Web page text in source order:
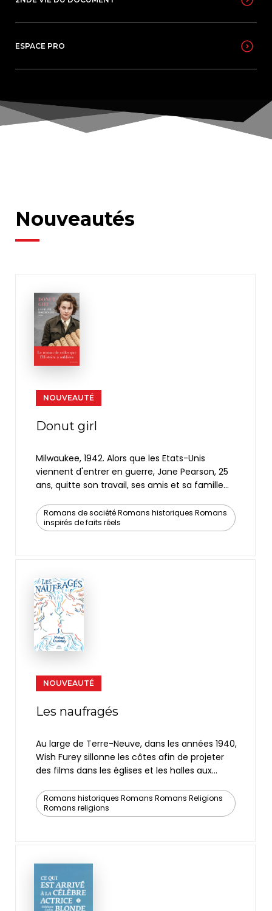
ESPACE PRO
Nouveautés
NOUVEAUTÉ
Donut girl
Milwaukee, 1942. Alors que les Etats-Unis
viennent d'entrer en guerre, Jane Pearson, 25
ans, quitte son travail, ses amis et sa famille
puis à Londres, la jeune femme et les autres
engagées volontaires ont pour mission de
Romans de société Romans historiques Romans
inspirés de faits réels
NOUVEAUTÉ
Les naufragés
Au large de Terre-Neuve, dans les années 1940,
Wish Furey sillonne les côtes afin de projeter
des films dans les églises et les halles aux
coup de foudre est instantané. Mais il est
catholique et elle protestante, et la famille de
Romans historiques Romans Romans Religions
Romans religions